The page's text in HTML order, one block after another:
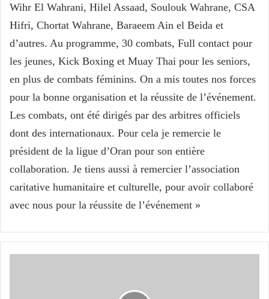
Wihr El Wahrani, Hilel Assaad, Soulouk Wahrane, CSA
Hifri, Chortat Wahrane, Baraeem Ain el Beida et
d’autres. Au programme, 30 combats, Full contact pour
les jeunes, Kick Boxing et Muay Thai pour les seniors,
en plus de combats féminins. On a mis toutes nos forces
pour la bonne organisation et la réussite de l’événement.
Les combats, ont été dirigés par des arbitres officiels
dont des internationaux. Pour cela je remercie le
président de la ligue d’Oran pour son entière
collaboration. Je tiens aussi à remercier l’association
caritative humanitaire et culturelle, pour avoir collaboré
avec nous pour la réussite de l’événement »